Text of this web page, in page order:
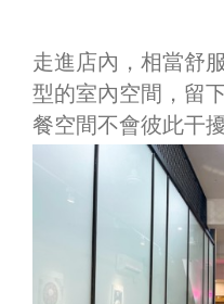
走進店內，相當舒
型的室內空間，留
餐空間不會彼此干